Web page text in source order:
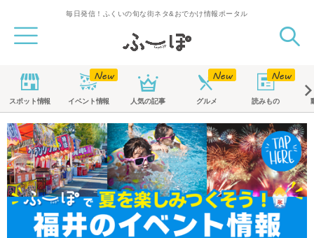
毎日発信！ふくいの旬な街ネタ&おでかけ情報ポータル
スポット情報 イベント情報 人気の記事 グルメ 読みもの